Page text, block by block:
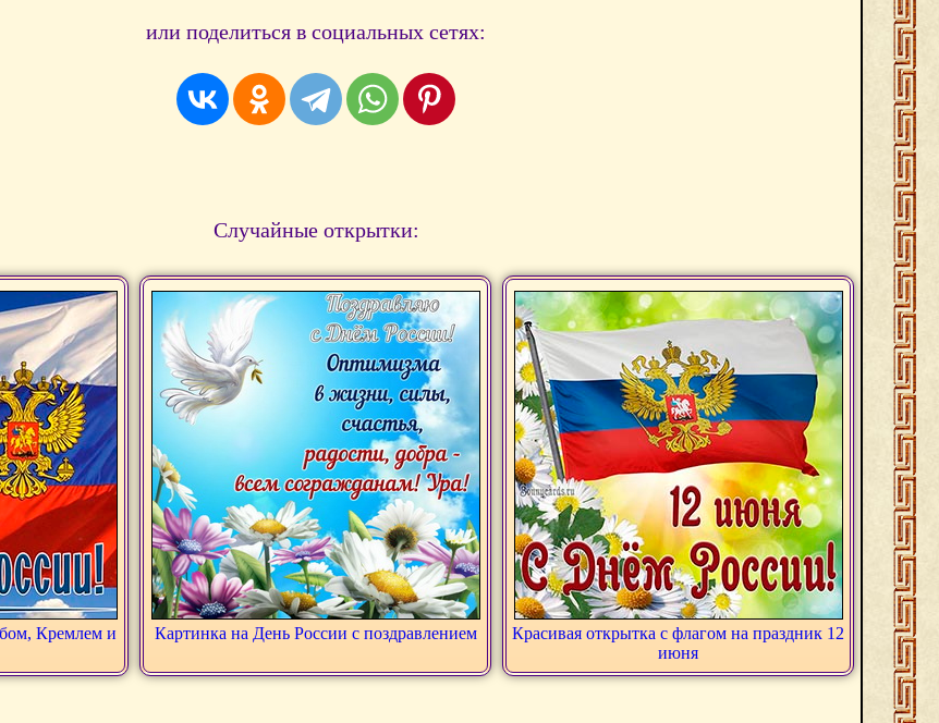
или поделиться в социальных сетях:
Случайные открытки:
Кремлем и
Картинка на День России с поздравлением
Красивая открытка с флагом на праздник 12
июня